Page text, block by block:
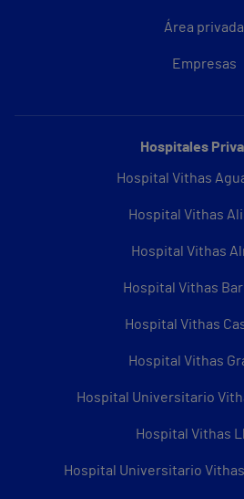
Área privada
Empresas
Hospitales
Hospital Vithas
Hospital Vithas
Hospital Vithas
Hospital Vithas
Hospital Vithas
Hospital Vithas
Hospital Universitario
Hospital Vithas
Hospital Universitario